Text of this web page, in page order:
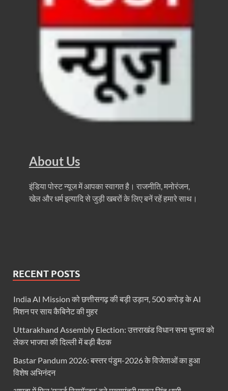
Former DGP Prashant Kumar: उत्तर प्रदेश शिक्षा
Indian Railway New Policy: ट्रेन में भी एयरपोर्ट जैसा
Soil To Silk Exhibition: सॉइल टू सिल्क’ की अनूठी
GST Sudhar Book: सामाजिक न्याय, आर्थिक समानता और
UP BJP State President: पंकज चौधरी बने उत्तर प्रदेश
BJP Working President Nitin Nabin: कौन है नितिन
4 Years Achievements Of Uttarakhand
Vande Matram In Parilament: वंदे मातरम पर संसद में
Manas Khand Mala Yojana: मुख्यमंत्री धामी ने किया
About Us
इंडिया पोस्ट न्यूज में आपका स्वागत है। राजनीति, मनोरंजन,
खेल और धर्म इत्यादि से जुड़ी खबरों के लिए बनें रहें हमारे साथ।
RECENT POSTS
India AI Mission को छत्तीसगढ़ की बड़ी उड़ान, 500 करोड़ के AI
मिशन पर साय कैबिनेट की मुहर
Uttarakhand Assembly Election: उत्तराखंड विधान सभा चुनाव को
लेकर भाजपा की दिल्ली में बड़ी बैठक
Bastar Pandum 2026: बस्तर पंडुम-2026 के विजेताओं का हुआ
विशेष अभिनंदन